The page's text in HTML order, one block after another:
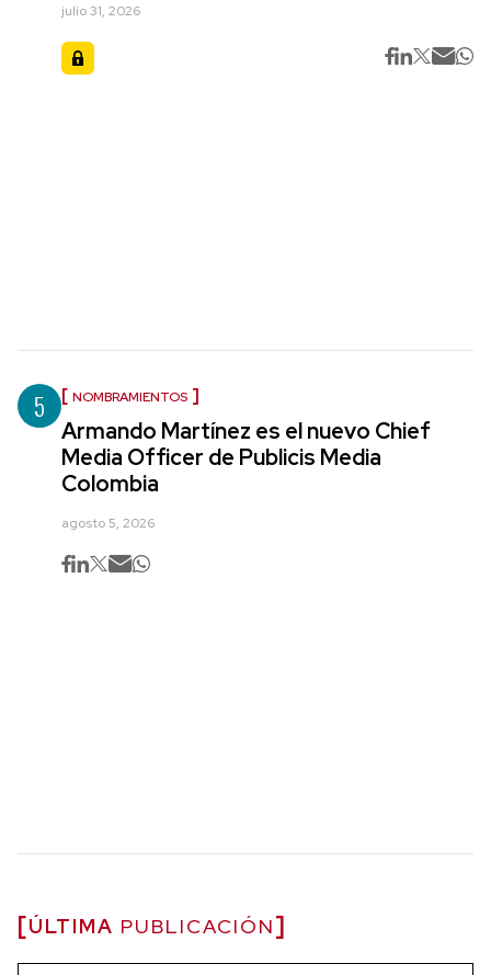
julio 31, 2026
5 NOMBRAMIENTOS
Armando Martínez es el nuevo Chief
Media Officer de Publicis Media
Colombia
agosto 5, 2026
ÚLTIMA PUBLICACIÓN